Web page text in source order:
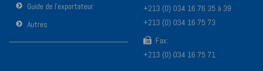
Guide de l’exportateur
Autres
+213 (0) 034 16 76 35 à 39
+213 (0) 034 16 75 73
Fax:
+213 (0) 034 16 75 71